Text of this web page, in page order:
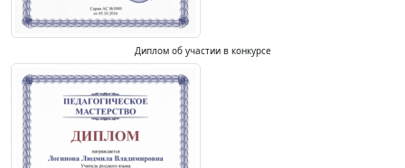
Диплом об участии в конкурсе